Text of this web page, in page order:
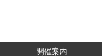
開催案内